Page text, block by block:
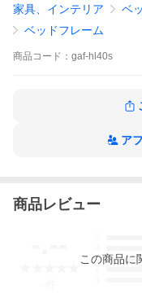
【生産国】日本
【カラー】ナチュラル／
【静止耐荷重】約180kg
(約)102×35×4cm（フッ
※ＰＣ版ならさらに詳し
納「桐すのこ」ベッド
すスペースが無いので
家具、インテリア ベ
ベッドフレーム
商品 コード： gaf-hl40s
ア
商品レビュー
3
この商品に